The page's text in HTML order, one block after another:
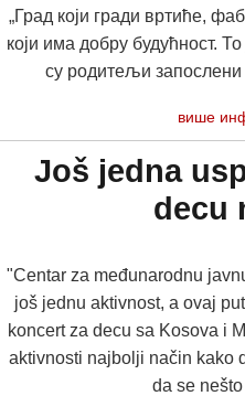
„Град који гради вртиће,
који има добру будућност. То
су родитељи запослени
више
Još jedna
decu
"Centar za međunarodnu
još jednu aktivnost, a ovaj
koncert za decu sa Kosova i
aktivnosti najbolji način kako
da se